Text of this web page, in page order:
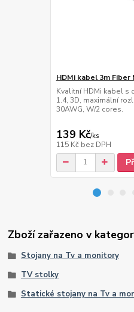
HDMi kabel 3m Fiber
Kvalitní HDMi kabel s
1.4, 3D, maximální
30AWG, W/2 cores.
139 Kč/ks
115 Kč bez DPH
Zboží zařazeno v
Stojany na Tv a monitory
TV stolky
Statické stojany na Tv a